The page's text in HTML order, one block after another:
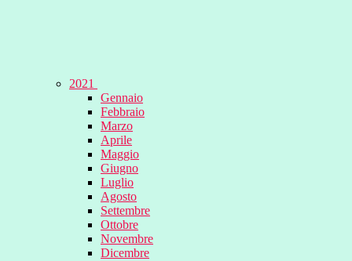
2021
Gennaio
Febbraio
Marzo
Aprile
Maggio
Giugno
Luglio
Agosto
Settembre
Ottobre
Novembre
Dicembre